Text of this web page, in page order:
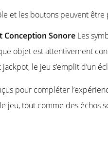
et les boutons peuvent
Conception Sonore Les
objet est attentivement
le jeu s’emplit d’un
pour compléter
jeu, tout comme des échos